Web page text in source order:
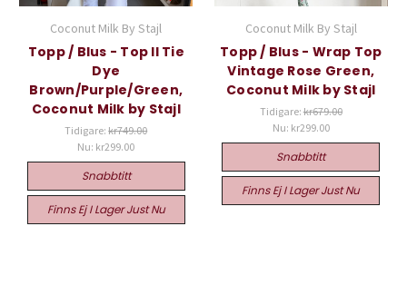
Coconut Milk By Stajl
Topp / Blus - Top II Tie
Dye
Brown/Purple/Green,
Coconut Milk by Stajl
Tidigare:kr749.00
Nu: kr299.00
Snabbtitt
Finns Ej I Lager Just Nu
Coconut Milk By Stajl
Topp / Blus - Wrap Top
Vintage Rose Green,
Coconut Milk by Stajl
Tidigare: kr679.00
Nu: kr299.00
Snabbtitt
Finns Ej I Lager Just Nu